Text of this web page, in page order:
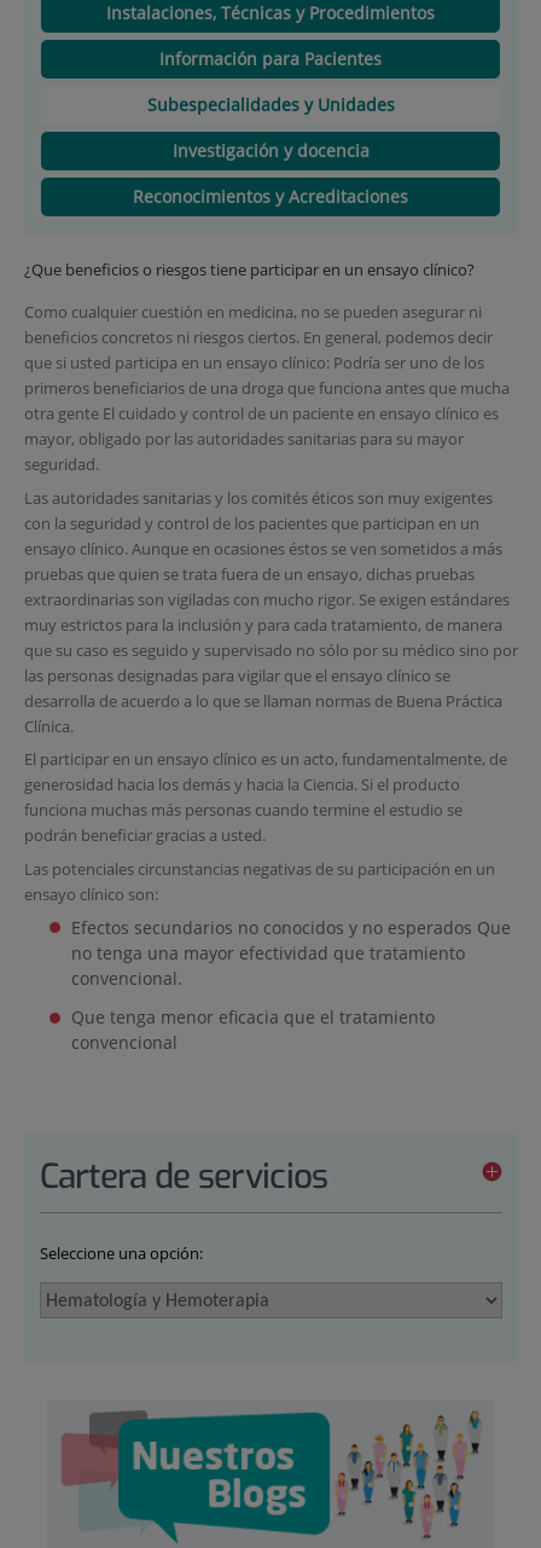
Instalaciones, Técnicas y Procedimientos
Información para Pacientes
Subespecialidades y Unidades
Investigación y docencia
Reconocimientos y Acreditaciones
¿Que beneficios o riesgos tiene participar en un ensayo clínico?
Como cualquier cuestión en medicina, no se pueden asegurar ni
beneficios concretos ni riesgos ciertos. En general, podemos decir
que si usted participa en un ensayo clínico: Podría ser uno de los
primeros beneficiarios de una droga que funciona antes que mucha
otra gente El cuidado y control de un paciente en ensayo clínico es
mayor, obligado por las autoridades sanitarias para su mayor
seguridad.
Las autoridades sanitarias y los comités éticos son muy exigentes
con la seguridad y control de los pacientes que participan en un
ensayo clínico. Aunque en ocasiones éstos se ven sometidos a más
pruebas que quien se trata fuera de un ensayo, dichas pruebas
extraordinarias son vigiladas con mucho rigor. Se exigen estándares
muy estrictos para la inclusión y para cada tratamiento, de manera
que su caso es seguido y supervisado no sólo por su médico sino por
las personas designadas para vigilar que el ensayo clínico se
desarrolla de acuerdo a lo que se llaman normas de Buena Práctica
Clínica.
El participar en un ensayo clínico es un acto, fundamentalmente, de
generosidad hacia los demás y hacia la Ciencia. Si el producto
funciona muchas más personas cuando termine el estudio se
podrán beneficiar gracias a usted.
Las potenciales circunstancias negativas de su participación en un
ensayo clínico son:
Efectos secundarios no conocidos y no esperados Que
no tenga una mayor efectividad que tratamiento
convencional.
Que tenga menor eficacia que el tratamiento
convencional
Cartera de servicios
Seleccione una opción: